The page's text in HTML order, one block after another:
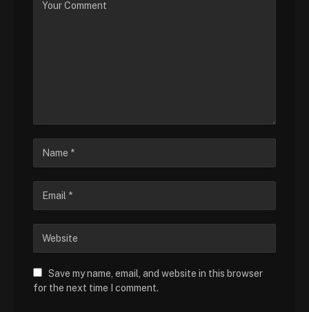
Save my name, email, and website in this browser
for the next time I comment.